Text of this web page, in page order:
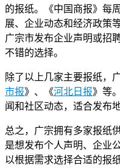
的报纸。《中国商报》每
展、企业动态和经济政策
广宗市发布企业声明或招
不错的选择。
除了以上几家主要报纸，
市报》、《河北日报》等
闻和社区动态，适合发布
总之，广宗拥有多家报纸
是想发布个人声明、企业
以根据需求选择合适的报